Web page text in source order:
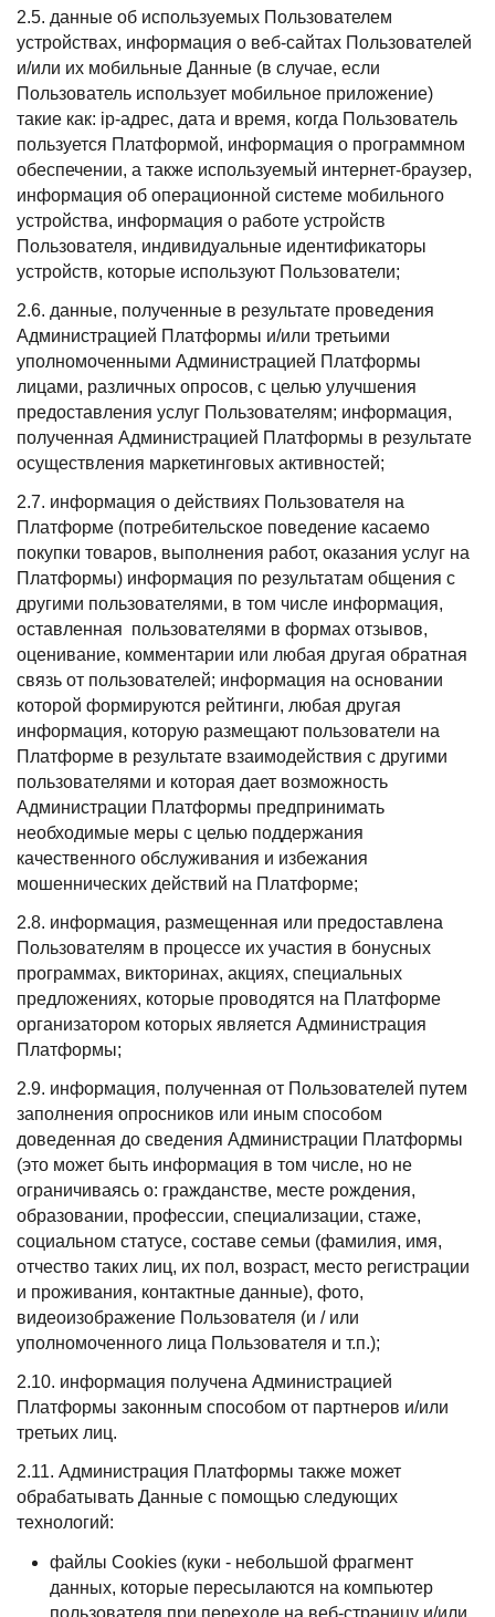
2.5. данные об используемых Пользователем
устройствах, информация о веб-сайтах Пользователей
и/или их мобильные Данные (в случае, если
Пользователь использует мобильное приложение)
такие как: ip-адрес, дата и время, когда Пользователь
пользуется Платформой, информация о программном
обеспечении, а также используемый интернет-браузер,
информация об операционной системе мобильного
устройства, информация о работе устройств
Пользователя, индивидуальные идентификаторы
устройств, которые используют Пользователи;
2.6. данные, полученные в результате проведения
Администрацией Платформы и/или третьими
уполномоченными Администрацией Платформы
лицами, различных опросов, с целью улучшения
предоставления услуг Пользователям; информация,
полученная Администрацией Платформы в результате
осуществления маркетинговых активностей;
2.7. информация о действиях Пользователя на
Платформе (потребительское поведение касаемо
покупки товаров, выполнения работ, оказания услуг на
Платформы) информация по результатам общения с
другими пользователями, в том числе информация,
оставленная пользователями в формах отзывов,
оценивание, комментарии или любая другая обратная
связь от пользователей; информация на основании
которой формируются рейтинги, любая другая
информация, которую размещают пользователи на
Платформе в результате взаимодействия с другими
пользователями и которая дает возможность
Администрации Платформы предпринимать
необходимые меры с целью поддержания
качественного обслуживания и избежания
мошеннических действий на Платформе;
2.8. информация, размещенная или предоставлена
Пользователям в процессе их участия в бонусных
программах, викторинах, акциях, специальных
предложениях, которые проводятся на Платформе
организатором которых является Администрация
Платформы;
2.9. информация, полученная от Пользователей путем
заполнения опросников или иным способом
доведенная до сведения Администрации Платформы
(это может быть информация в том числе, но не
ограничиваясь о: гражданстве, месте рождения,
образовании, профессии, специализации, стаже,
социальном статусе, составе семьи (фамилия, имя,
отчество таких лиц, их пол, возраст, место регистрации
и проживания, контактные данные), фото,
видеоизображение Пользователя (и / или
уполномоченного лица Пользователя и т.п.);
2.10. информация получена Администрацией
Платформы законным способом от партнеров и/или
третьих лиц.
2.11. Администрация Платформы также может
обрабатывать Данные с помощью следующих
технологий:
файлы Cookies (куки - небольшой фрагмент
данных, которые пересылаются на компьютер
пользователя при переходе на веб-страницу и/или